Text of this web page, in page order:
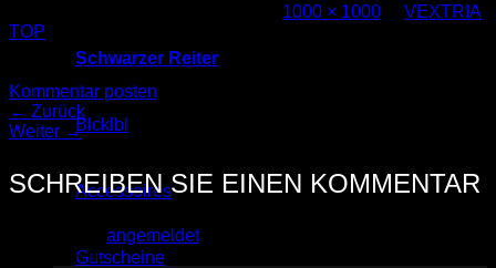
Schwarzer Reiter
Blcklbl
Accessoires
Gutscheine
1000 × 1000
VEXTRIA
TOP
Trackbacks sind geschlossen, aber Sie können einen
Kommentar posten
← Zurück
Weiter →
SCHREIBEN SIE EINEN KOMMENTAR
angemeldetsein, um einen Kommentar
abzugeben.